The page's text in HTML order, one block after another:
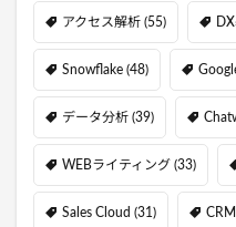
アクセス解析 (55)
Snowflake (48)
データ分析 (39)
WEBライティング (33)
Sales Cloud (31) CRM